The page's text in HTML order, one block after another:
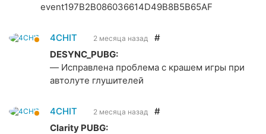
event197B2B086036614D49B8B5B65AF
4CHIT 2 месяца назад
#
DESYNC_PUBG:
— Исправлена проблема с крашем игры при
автолуте глушителей
4CHIT 2 месяца назад
#
Clarity PUBG: